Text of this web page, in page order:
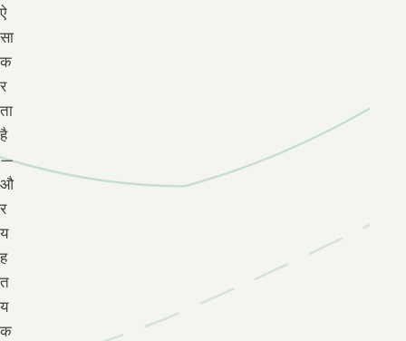
ऐ
सा
क
र
ता
है
—
औ
र
य
ह
त
य
क